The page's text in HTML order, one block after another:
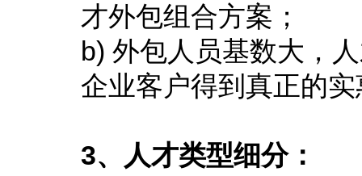
才外包组合方案；
b) 外包人员基数大，
企业客户得到真正的
3、人才类型细分：